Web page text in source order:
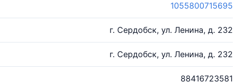
1055800715695
г. Сердобск, ул. Ленина, д. 232
г. Сердобск, ул. Ленина, д. 232
88416723581